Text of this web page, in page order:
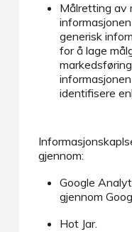
Målretting av
generisk
for å lage
identifisere
gjennom:
Google
gjennom
Hot Jar.